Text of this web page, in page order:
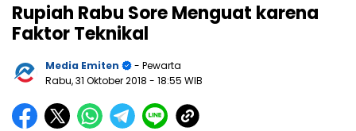
Rupiah Rabu Sore Menguat karena
Faktor Teknikal
Media Emiten
- Pewarta
Rabu, 31 Oktober 2018 - 18:55 WIB